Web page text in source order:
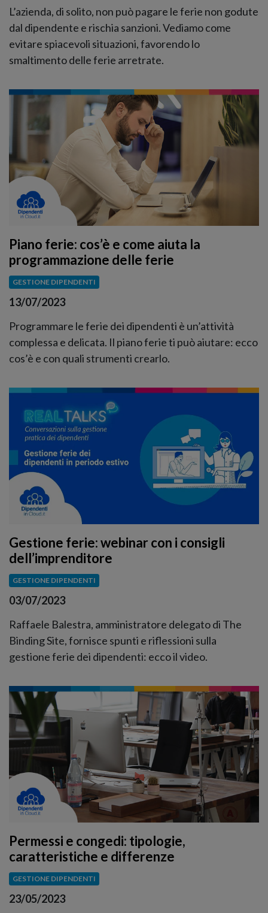
L’azienda, di solito, non può pagare le ferie non godute
dal dipendente e rischia sanzioni. Vediamo come
evitare spiacevoli situazioni, favorendo lo
smaltimento delle ferie arretrate.
Piano ferie: cos’è e come aiuta la
programmazione delle ferie
GESTIONE DIPENDENTI
13/07/2023
Programmare le ferie dei dipendenti è un’attività
complessa e delicata. Il piano ferie ti può aiutare: ecco
cos’è e con quali strumenti crearlo.
Gestione ferie: webinar con i consigli
dell’imprenditore
GESTIONE DIPENDENTI
03/07/2023
Raffaele Balestra, amministratore delegato di The
Binding Site, fornisce spunti e riflessioni sulla
gestione ferie dei dipendenti: ecco il video.
Permessi e congedi: tipologie,
caratteristiche e differenze
GESTIONE DIPENDENTI
23/05/2023